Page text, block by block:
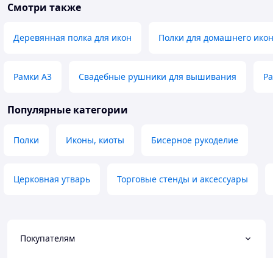
Смотри также
Деревянная полка для икон Полки для домашнего
Рамки А3 Свадебные рушники для вышивания
Популярные категории
Полки Иконы, киоты Бисерное рукоделие
Церковная утварь Торговые стенды и аксессуары
Покупателям